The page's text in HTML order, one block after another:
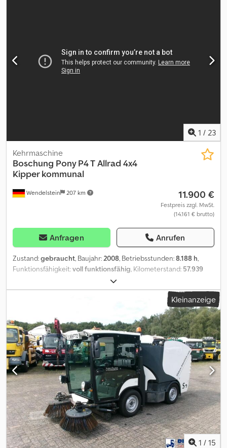
1 / 23
Wendelstein 207 km
Kehrmaschine
Boschung Pony P4 T Allrad 4x4
Kipper kommunal
11.900 €
Festpreis zzgl. MwSt.
(14.161 € brutto)
Anfragen Anrufen
Zustand:gebraucht, Baujahr:2008, Betriebsstunden:8.188 h,
Funktionsfähigkeit:voll funktionsfähig, Kilometerstand: 57.939
, Erstzulassung:
Gesamtgewicht:5.000 kg, Kraftstofftyp:Diesel, Farbe:Grau,
, Fahrerkabine:
, Federung:Blatt,
Ausstattung:Klimaanlage, Zusatzscheinwerfer, selbstfahrende
Arbeitsmaschine: + Boschung + Pony P4T + EZ: 24.01.2008 +
57.939Km; 8.188 Betriebsstunden Csdpfxezrmfbj Aggoha +
Hydrostat (schnell/langsam), Vmax 45km/h + VM Diesel Motor,
2776ccm, 98PS, Euro 4 + zuschaltbarer Allrad + Vorderrad-,
Allradlenkung + Hundegang + Front- und Heckhydraulik +
Frontkraftheber + 3-Seiten Kipper + Zusatzscheinwerfer +
Radio/CD + Klima + 470cm x 145cm x 220cm (lxbxh) + zul. GG:
5.000kg + aus kommunalem Besitz Alle neu eingestellten
Fahrzeuge per Email erhalten – melden Sie sich bei unserem
NEWSLETTER an! Irrtümer und Schreibfehler möglich,
Zwischenverkauf vorbehalten!
Kleinanzeige
1 / 15